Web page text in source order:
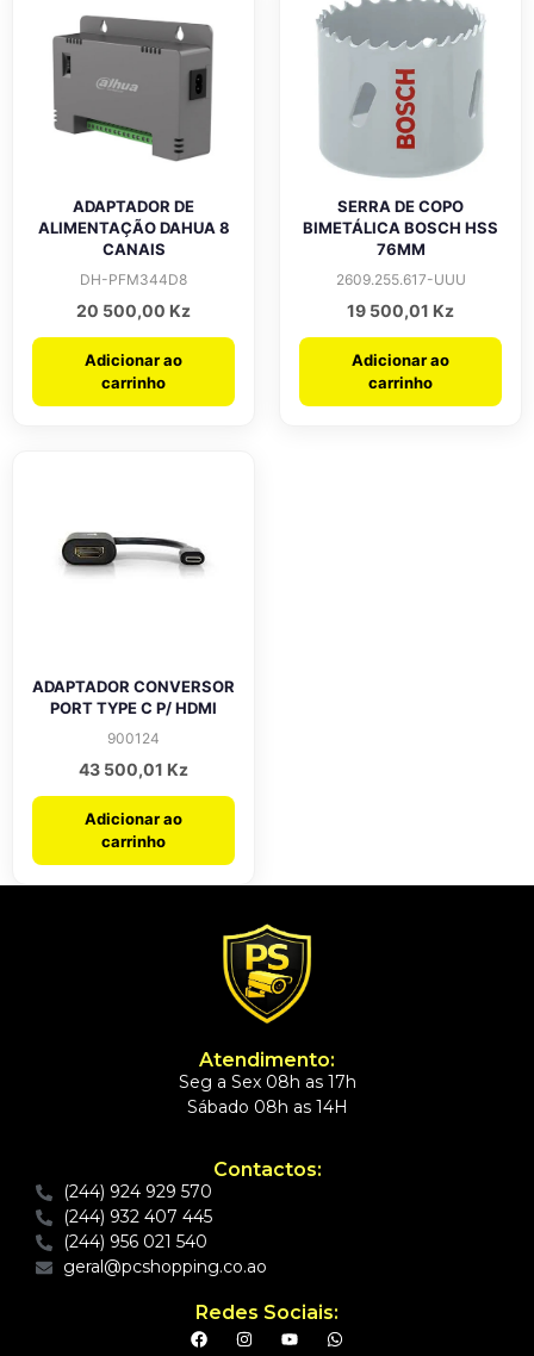
ADAPTADOR DE
ALIMENTAÇÃO DAHUA 8
CANAIS
DH-PFM344D8
20 500,00 Kz
Adicionar ao
carrinho
SERRA DE COPO
BIMETÁLICA BOSCH HSS
76MM
2609.255.617-UUU
19 500,01 Kz
Adicionar ao
carrinho
ADAPTADOR CONVERSOR
PORT TYPE C P/ HDMI
900124
43 500,01 Kz
Adicionar ao
carrinho
Atendimento:
Seg a Sex 08h as 17h
Sábado 08h as 14H
Contactos:
(244) 924 929 570
(244) 932 407 445
(244) 956 021 540
geral@pcshopping.co.ao
Redes Sociais: